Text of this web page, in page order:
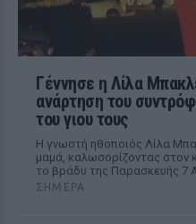
Γέννησε η Λίλα
ανάρτηση του
του γιου τους
Η γνωστή ηθοποιός Λίλα
μαμά, καλωσορίζοντας στον
το βράδυ της Παρασκευής 7
ΣΉΜΕΡΑ